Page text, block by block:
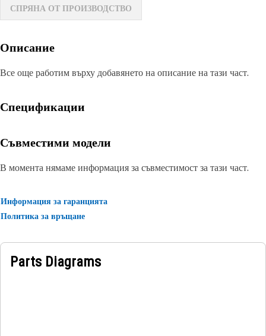
СПРЯНА ОТ ПРОИЗВОДСТВО
Описание
Все още работим върху добавянето на описание на тази част.
Спецификации
Съвместими модели
В момента нямаме информация за съвместимост за тази част.
Информация за гаранцията
Политика за връщане
Parts Diagrams